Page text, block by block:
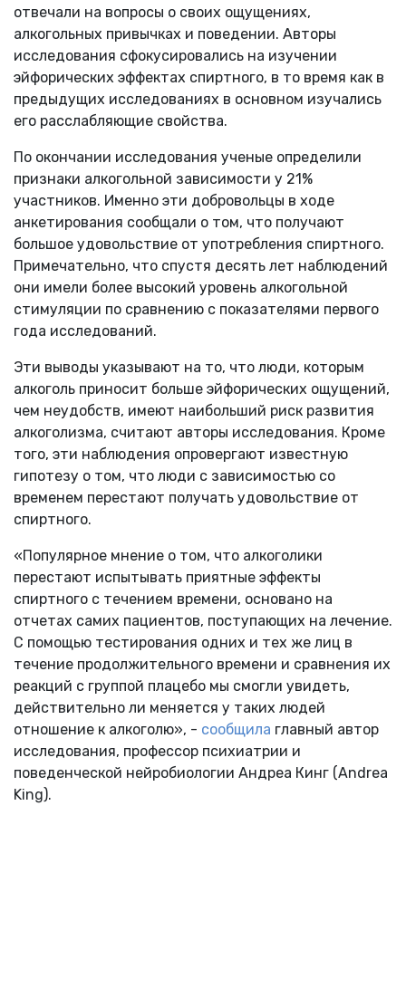
отвечали на вопросы о своих ощущениях,
алкогольных привычках и поведении. Авторы
исследования сфокусировались на изучении
эйфорических эффектах спиртного, в то время как в
предыдущих исследованиях в основном изучались
его расслабляющие свойства.
По окончании исследования ученые определили
признаки алкогольной зависимости у 21%
участников. Именно эти добровольцы в ходе
анкетирования сообщали о том, что получают
большое удовольствие от употребления спиртного.
Примечательно, что спустя десять лет наблюдений
они имели более высокий уровень алкогольной
стимуляции по сравнению с показателями первого
года исследований.
Эти выводы указывают на то, что люди, которым
алкоголь приносит больше эйфорических ощущений,
чем неудобств, имеют наибольший риск развития
алкоголизма, считают авторы исследования. Кроме
того, эти наблюдения опровергают известную
гипотезу о том, что люди с зависимостью со
временем перестают получать удовольствие от
спиртного.
«Популярное мнение о том, что алкоголики
перестают испытывать приятные эффекты
спиртного с течением времени, основано на
отчетах самих пациентов, поступающих на лечение.
С помощью тестирования одних и тех же лиц в
течение продолжительного времени и сравнения их
реакций с группой плацебо мы смогли увидеть,
действительно ли меняется у таких людей
отношение к алкоголю», - сообщила главный автор
исследования, профессор психиатрии и
поведенческой нейробиологии Андреа Кинг (Andrea
King).